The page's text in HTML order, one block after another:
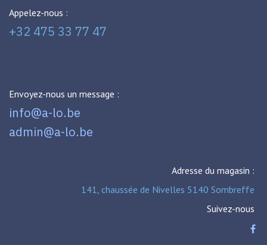
Appelez-nous :
+32 475 33 77 47
Envoyez-nous un message :
info@a-lo.be
admin@a-lo.be
Adresse du magasin :
141, chaussée de Nivelles 5140 Sombreffe
Suivez-nous